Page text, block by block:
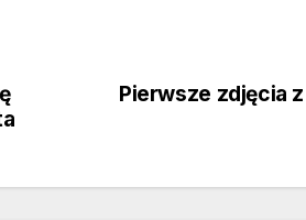
Pierwsze zdjęcia